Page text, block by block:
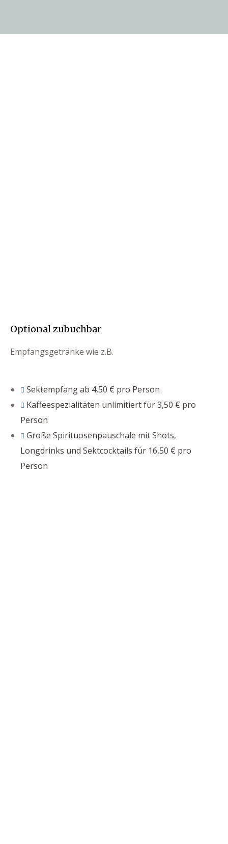
Optional zubuchbar
Empfangsgetränke wie z.B.
Sektempfang ab 4,50 € pro Person
Kaffeespezialitäten unlimitiert für 3,50 € pro
Person
Große Spirituosenpauschale mit Shots,
Longdrinks und Sektcocktails für 16,50 € pro
Person